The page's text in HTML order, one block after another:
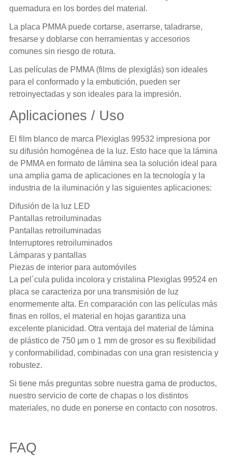
quemadura en los bordes del material.
La placa PMMA puede cortarse, aserrarse, taladrarse,
fresarse y doblarse con herramientas y accesorios
comunes sin riesgo de rotura.
Las películas de PMMA (films de plexiglás) son ideales
para el conformado y la embutición, pueden ser
retroinyectadas y son ideales para la impresión.
Aplicaciones / Uso
El film blanco de marca Plexiglas 99532 impresiona por
su difusión homogénea de la luz. Esto hace que la lámina
de PMMA en formato de lámina sea la solución ideal para
una amplia gama de aplicaciones en la tecnología y la
industria de la iluminación y las siguientes aplicaciones:
Difusión de la luz LED
Pantallas retroiluminadas
Pantallas retroiluminadas
Interruptores retroiluminados
Lámparas y pantallas
Piezas de interior para automóviles
La pel´cula pulida incolora y cristalina Plexiglas 99524 en
placa se caracteriza por una transmisión de luz
enormemente alta. En comparación con las películas más
finas en rollos, el material en hojas garantiza una
excelente planicidad. Otra ventaja del material de lámina
de plástico de 750 µm o 1 mm de grosor es su flexibilidad
y conformabilidad, combinadas con una gran resistencia y
robustez.
Si tiene más preguntas sobre nuestra gama de productos,
nuestro servicio de corte de chapas o los distintos
materiales, no dude en ponerse en contacto con nosotros.
FAQ